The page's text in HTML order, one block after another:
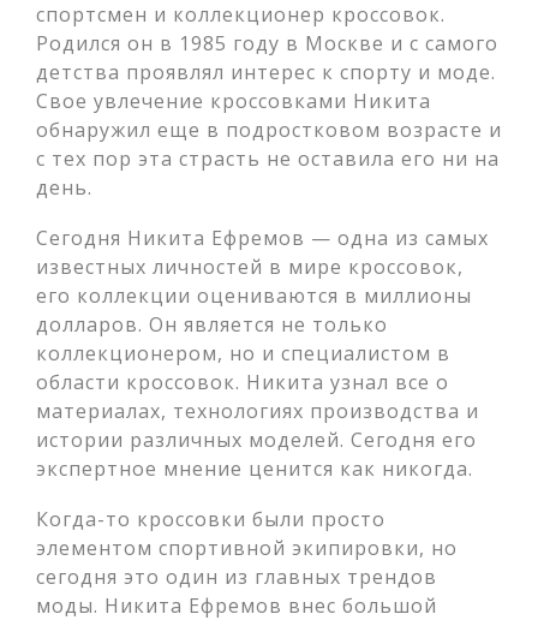
спортсмен и коллекционер кроссовок.
Родился он в 1985 году в Москве и с самого
детства проявлял интерес к спорту и моде.
Свое увлечение кроссовками Никита
обнаружил еще в подростковом возрасте и
с тех пор эта страсть не оставила его ни на
день.
Сегодня Никита Ефремов — одна из самых
известных личностей в мире кроссовок,
его коллекции оцениваются в миллионы
долларов. Он является не только
коллекционером, но и специалистом в
области кроссовок. Никита узнал все о
материалах, технологиях производства и
истории различных моделей. Сегодня его
экспертное мнение ценится как никогда.
Когда-то кроссовки были просто
элементом спортивной экипировки, но
сегодня это один из главных трендов
моды. Никита Ефремов внес большой